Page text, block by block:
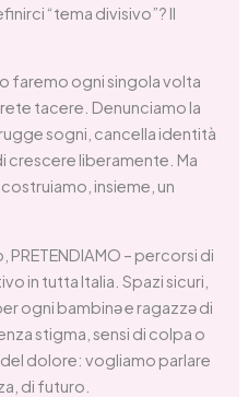
“tema divisivo”? Il
faremo ogni singola volta
tacere. Denunciamo la
sogni, cancella identità
crescere liberamente. Ma
insieme, un
– percorsi di
in tutta Italia. Spazi sicuri,
ogni bambinǝ e ragazzǝ di
stigma, sensi di colpa o
dolore: vogliamo parlare
di futuro.